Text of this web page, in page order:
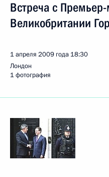
Встреча с
Великобритании
1 апреля 2009 года 18:30
Лондон
1 фотография